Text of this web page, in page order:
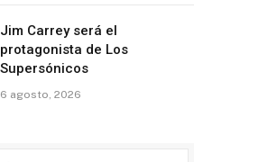
Jim Carrey será el
protagonista de Los
Supersónicos
6 agosto, 2026